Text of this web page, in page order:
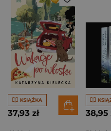
KSIĄŻKA
37,93 zł 38,95